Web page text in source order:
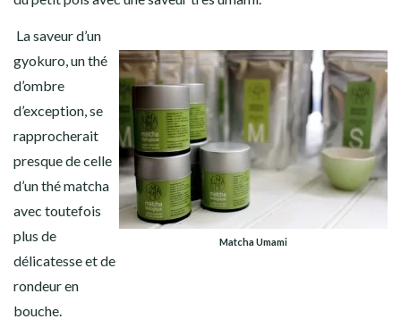
MatchaUmami
La saveur d’un
gyokuro , un thé
d’ombre
d’exception, se
rapprocherait
presque de celle
d’un thé matcha
avec toutefois
plus de
délicatesse et de
rondeur en
bouche.